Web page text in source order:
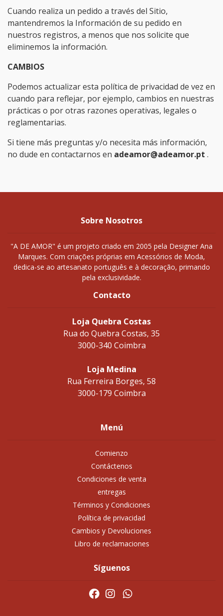
Cuando realiza un pedido a través del Sitio,
mantendremos la Información de su pedido en
nuestros registros, a menos que nos solicite que
eliminemos la información.
CAMBIOS
Podemos actualizar esta política de privacidad de vez en
cuando para reflejar, por ejemplo, cambios en nuestras
prácticas o por otras razones operativas, legales o
reglamentarias.
Si tiene más preguntas y/o necesita más información,
no dude en contactarnos en adeamor@adeamor.pt .
Sobre Nosotros
"A DE AMOR" é um projeto criado em 2005 pela Designer Ana
Marques. Com criações próprias em Acessórios de Moda,
dedica-se ao artesanato português e à decoração, primando
pela exclusividade.
Contacto
Loja Quebra Costas
Rua do Quebra Costas, 35
3000-340 Coimbra
Loja Medina
Rua Ferreira Borges, 58
3000-179 Coimbra
Menú
Comienzo
Contáctenos
Condiciones de venta
entregas
Términos y Condiciones
Política de privacidad
Cambios y Devoluciones
Libro de reclamaciones
Síguenos